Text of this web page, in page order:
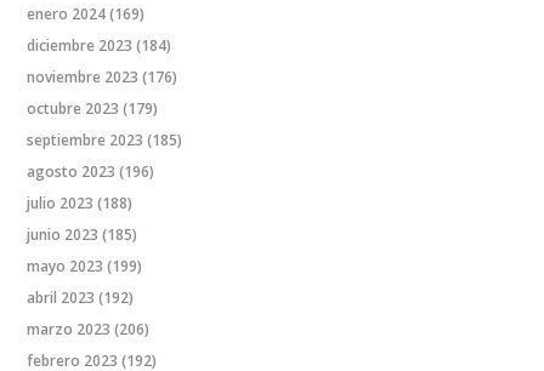
enero 2024(169)
diciembre 2023 (184)
noviembre 2023 (176)
octubre 2023 (179)
septiembre 2023 (185)
agosto 2023 (196)
julio 2023 (188)
junio 2023 (185)
mayo 2023 (199)
abril 2023 (192)
marzo 2023 (206)
febrero 2023 (192)